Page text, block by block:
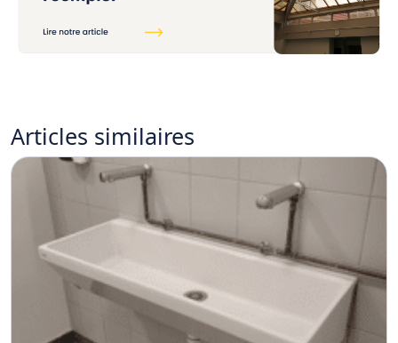
Articles similaires